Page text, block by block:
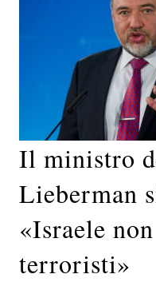
Il ministro
Lieberman
«Israele
terroristi»